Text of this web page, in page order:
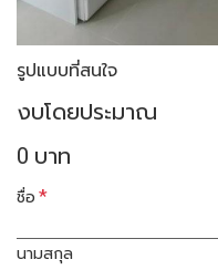
รูปแบบที่สนใจ
งบโดยประมาณ
0 บาท
ชื่อ *
นามสกุล